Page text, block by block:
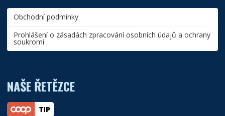
Obchodní podmínky
Prohlášení o zásadách zpracování osobních údajů a ochrany
soukromí
NAŠE ŘETĚZCE